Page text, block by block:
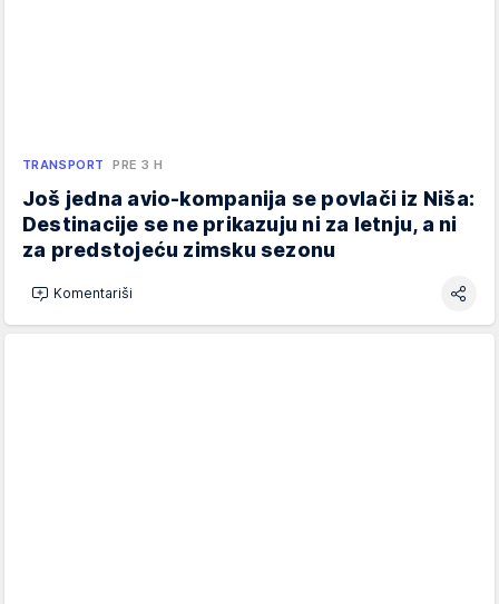
TRANSPORT PRE 3 H
Još jedna avio-kompanija se povlači iz Niša:
Destinacije se ne prikazuju ni za letnju, a ni
za predstojeću zimsku sezonu
Komentariši